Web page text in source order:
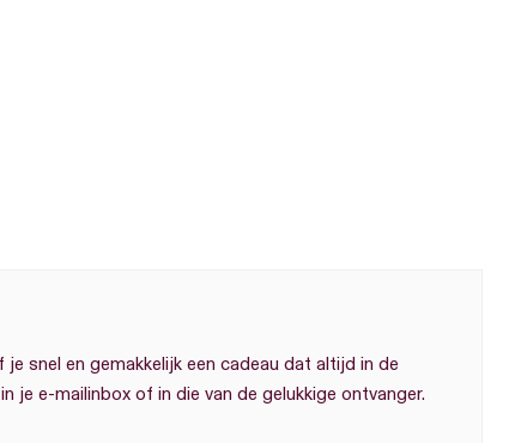
snel en gemakkelijk een cadeau dat altijd in de
je e-mailinbox of in die van de gelukkige ontvanger.